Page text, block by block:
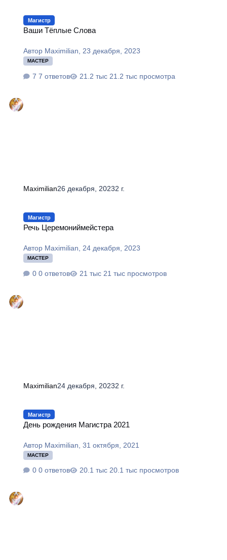
Магистр
Ваши Тёплые Слова
Автор Maximilian 23 декабря, 2023
МАСТЕР
7 ответов 21.2 тыс просмотра
Maximilian26 декабря, 20232 г.
Магистр
Речь Церемониймейстера
Автор Maximilian 24 декабря, 2023
МАСТЕР
0 ответов 21 тыс просмотров
Maximilian24 декабря, 20232 г.
Магистр
День рождения Магистра 2021
Автор Maximilian ,31 октября, 2021
МАСТЕР
0 ответов 20.1 тыс просмотров